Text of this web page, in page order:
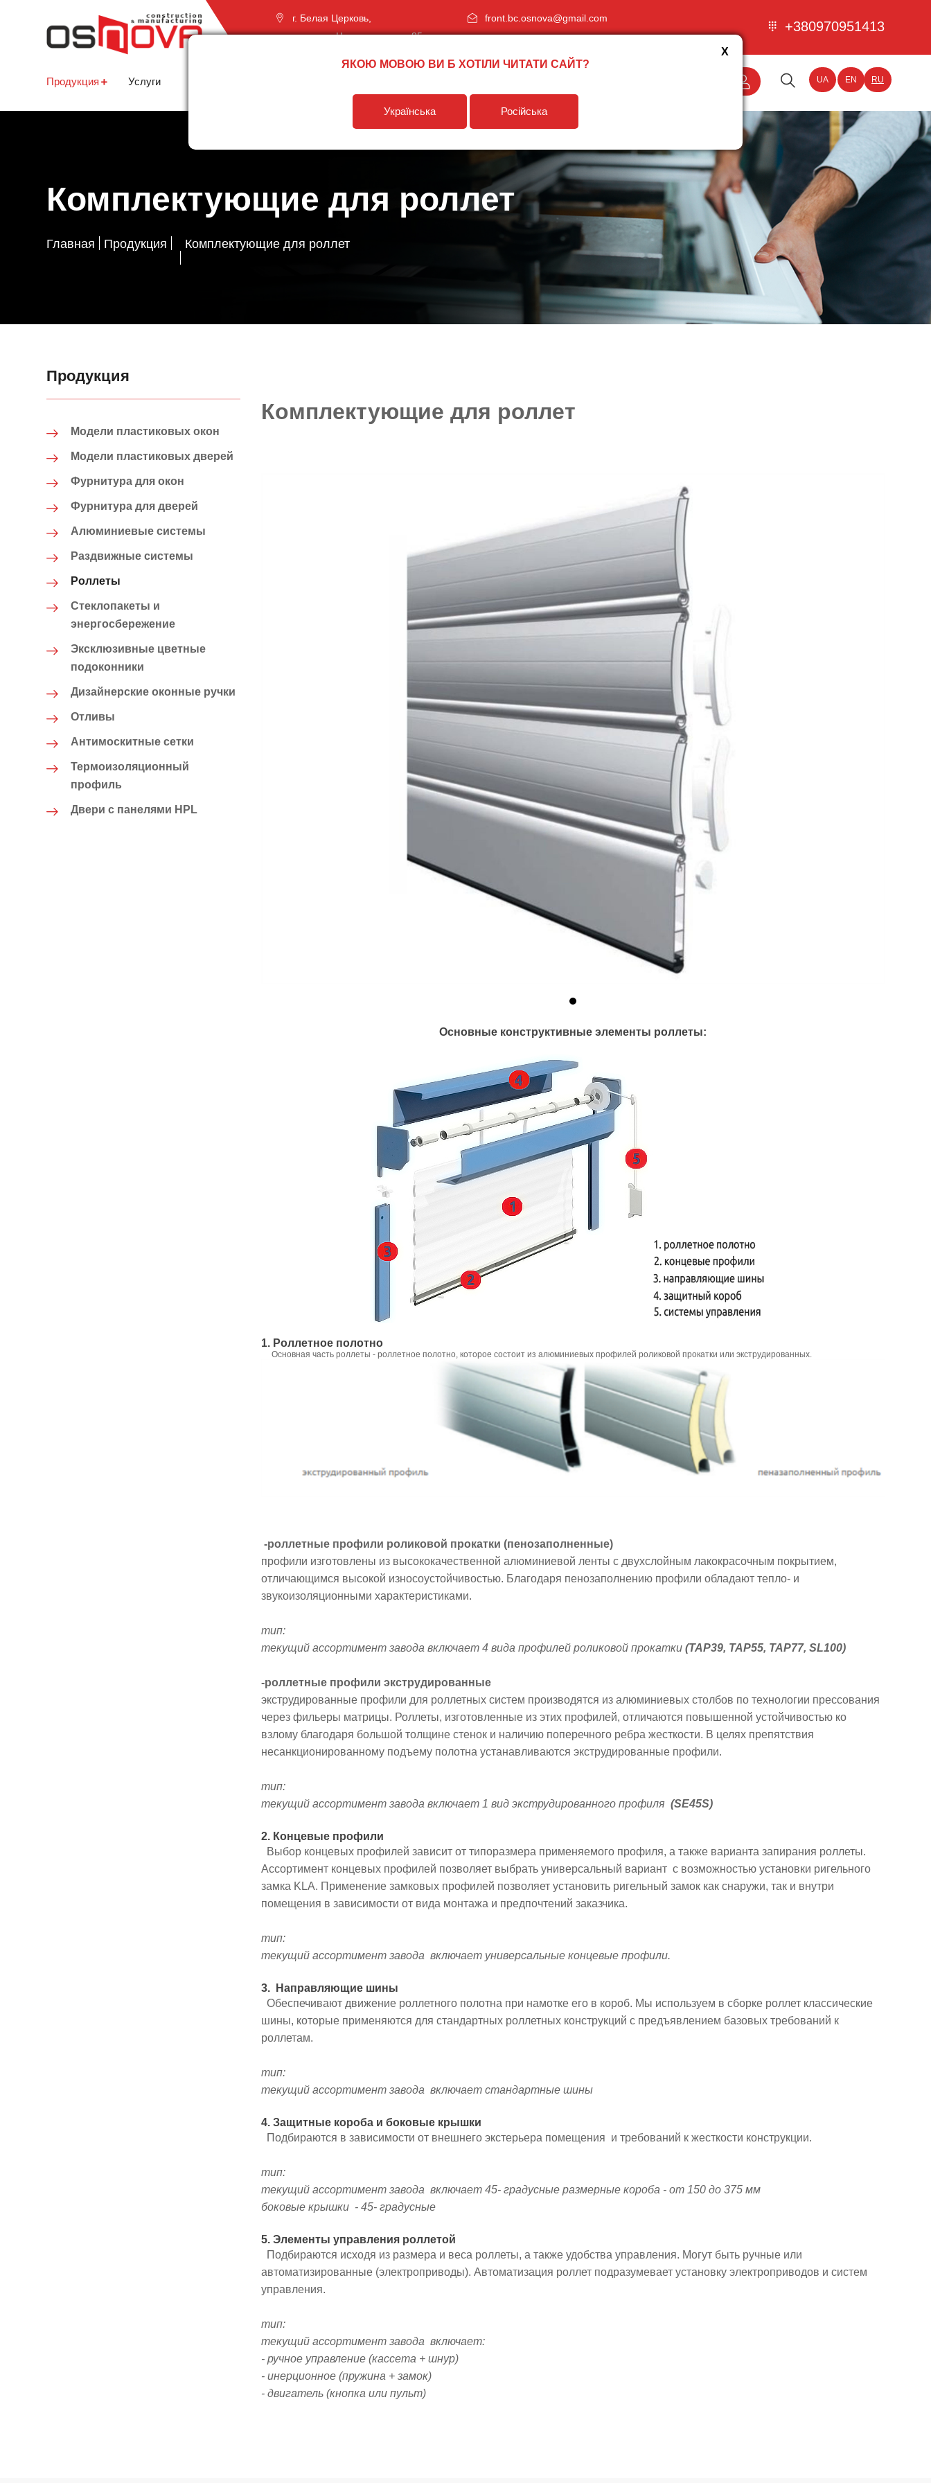
г. Белая Церковь,
проспект Независимости, 85
front.bc.osnova@gmail.com
+380970951413
Продукция Услуги UA EN RU
Комплектующие для роллет
Главная Продукция Комплектующие для роллет
Продукция
Модели пластиковых окон
Модели пластиковых дверей
Фурнитура для окон
Фурнитура для дверей
Алюминиевые системы
Раздвижные системы
Роллеты
Стеклопакеты и
энергосбережение
Эксклюзивные цветные
подоконники
Дизайнерские оконные ручки
Отливы
Антимоскитные сетки
Термоизоляционный
профиль
Двери с панелями HPL
Комплектующие для роллет
Основные конструктивные элементы роллеты:
1. Роллетное полотно
Основная часть роллеты - роллетное полотно, которое состоит из алюминиевых профилей роликовой прокатки или экструдированных.
-роллетные профили роликовой прокатки (пенозаполненные)
профили изготовлены из высококачественной алюминиевой ленты с двухслойным лакокрасочным покрытием,
отличающимся высокой износоустойчивостью. Благодаря пенозаполнению профили обладают тепло- и
звукоизоляционными характеристиками.
тип:
текущий ассортимент завода включает 4 вида профилей роликовой прокатки (TAP39, TAP55, TAP77, SL100)
-роллетные профили экструдированные
экструдированные профили для роллетных систем производятся из алюминиевых столбов по технологии прессования
через фильеры матрицы. Роллеты, изготовленные из этих профилей, отличаются повышенной устойчивостью ко
взлому благодаря большой толщине стенок и наличию поперечного ребра жесткости. В целях препятствия
несанкционированному подъему полотна устанавливаются экструдированные профили.
тип:
текущий ассортимент завода включает 1 вид экструдированного профиля (SE45S)
2. Концевые профили
Выбор концевых профилей зависит от типоразмера применяемого профиля, а также варианта запирания роллеты.
Ассортимент концевых профилей позволяет выбрать универсальный вариант с возможностью установки ригельного
замка KLA. Применение замковых профилей позволяет установить ригельный замок как снаружи, так и внутри
помещения в зависимости от вида монтажа и предпочтений заказчика.
тип:
текущий ассортимент завода включает универсальные концевые профили.
3. Направляющие шины
Обеспечивают движение роллетного полотна при намотке его в короб. Мы используем в сборке роллет классические
шины, которые применяются для стандартных роллетных конструкций с предъявлением базовых требований к
роллетам.
тип:
текущий ассортимент завода включает стандартные шины
4. Защитные короба и боковые крышки
Подбираются в зависимости от внешнего экстерьера помещения и требований к жесткости конструкции.
тип:
текущий ассортимент завода включает 45- градусные размерные короба - от 150 до 375 мм
боковые крышки - 45- градусные
5. Элементы управления роллетой
Подбираются исходя из размера и веса роллеты, а также удобства управления. Могут быть ручные или
автоматизированные (электроприводы). Автоматизация роллет подразумевает установку электроприводов и систем
управления.
тип:
текущий ассортимент завода включает:
- ручное управление (кассета + шнур)
- инерционное (пружина + замок)
- двигатель (кнопка или пульт)
X
ЯКОЮ МОВОЮ ВИ Б ХОТІЛИ ЧИТАТИ САЙТ?
Українська Російська